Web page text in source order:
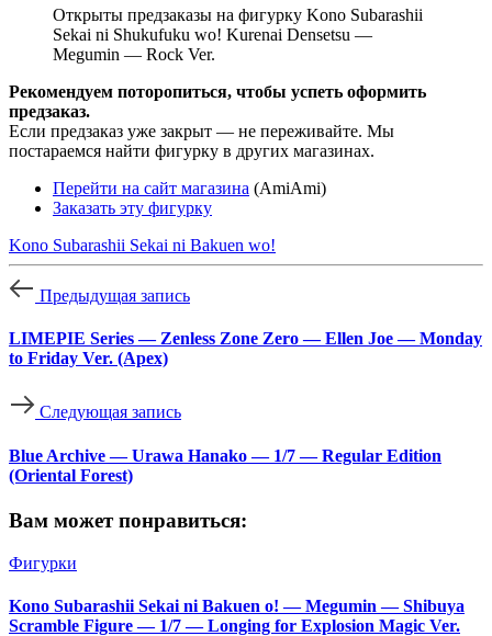
Открыты предзаказы на фигурку Kono Subarashii
Sekai ni Shukufuku wo! Kurenai Densetsu —
Megumin — Rock Ver.
Рекомендуем поторопиться, чтобы успеть оформить
предзаказ.
Если предзаказ уже закрыт — не переживайте. Мы
постараемся найти фигурку в других магазинах.
Перейти на сайт магазина (AmiAmi)
Заказать эту фигурку
Kono Subarashii Sekai ni Bakuen wo!
Предыдущая запись
LIMEPIE Series — Zenless Zone Zero — Ellen Joe — Monday
to Friday Ver. (Apex)
Следующая запись
Blue Archive — Urawa Hanako — 1/7 — Regular Edition
(Oriental Forest)
Вам может понравиться:
Фигурки
Kono Subarashii Sekai ni Bakuen o! — Megumin — Shibuya
Scramble Figure — 1/7 — Longing for Explosion Magic Ver.